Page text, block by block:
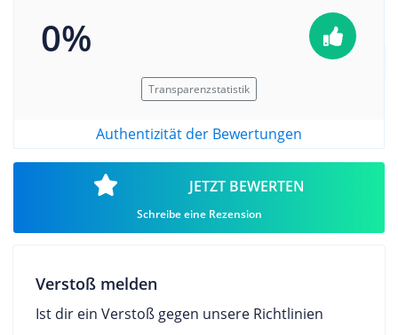
0%
Transparenzstatistik
Authentizität der Bewertungen
JETZT BEWERTEN
Schreibe eine Rezension
Verstoß melden
Ist dir ein Verstoß gegen unsere Richtlinien